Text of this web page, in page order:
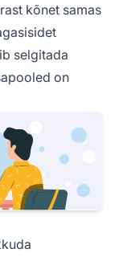
kõnet samas
selgitada
on